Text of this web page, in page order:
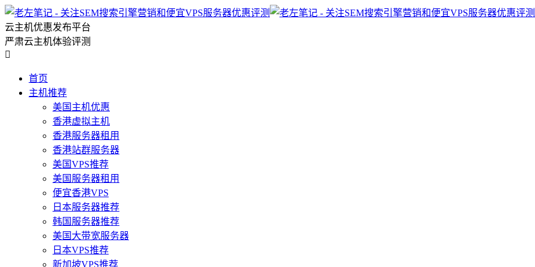
云主机优惠发布平台
严肃云主机体验评测

首页
主机推荐
美国主机优惠
香港虚拟主机
香港服务器租用
香港站群服务器
美国VPS推荐
美国服务器租用
便宜香港VPS
日本服务器推荐
韩国服务器推荐
美国大带宽服务器
日本VPS推荐
新加坡VPS推荐